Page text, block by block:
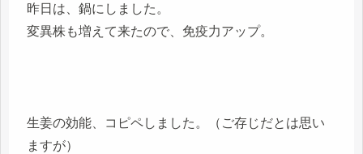
昨日は、鍋にしました。
変異株も増えて来たので、免疫力アップ。
生姜の効能、コピペしました。（ご存じだとは思い
ますが）